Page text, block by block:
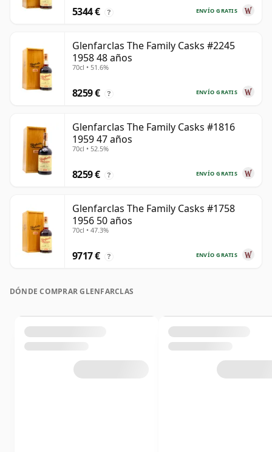
ENVÍO GRATIS
5344 € ?
Glenfarclas The Family Casks #2245
1958 48 años
70cl • 51.6%
ENVÍO GRATIS
8259 € ?
Glenfarclas The Family Casks #1816
1959 47 años
70cl • 52.5%
ENVÍO GRATIS
8259 € ?
Glenfarclas The Family Casks #1758
1956 50 años
70cl • 47.3%
ENVÍO GRATIS
9717 € ?
DÓNDE COMPRAR GLENFARCLAS